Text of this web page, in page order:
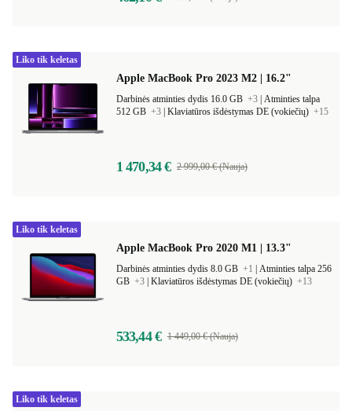
Apple MacBook Pro 2023 M2 | 16.2"
Darbinės atminties dydis 16.0 GB +3 Atminties talpa
512 GB +3 Klaviatūros išdėstymas DE (vokiečių) +15
1 470,34 € 2 999,00 € (Nauja)
Liko tik keletas
Apple MacBook Pro 2020 M1 | 13.3"
Darbinės atminties dydis 8.0 GB +1
Atminties talpa 256
GB +3 Klaviatūros išdėstymas DE (vokiečių) +13
533,44 € 1 449,00 € (Nauja)
Liko tik keletas
Liko tik keletas